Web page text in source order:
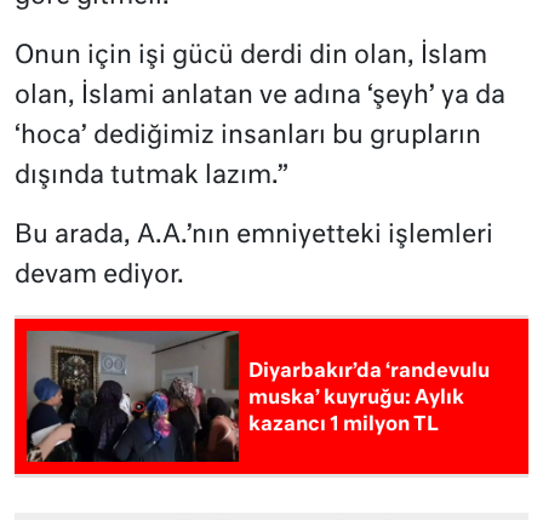
Onun için işi gücü derdi din olan, İslam
olan, İslami anlatan ve adına ‘şeyh’ ya da
‘hoca’ dediğimiz insanları bu grupların
dışında tutmak lazım.”
Bu arada, A.A.’nın emniyetteki işlemleri
devam ediyor.
Diyarbakır’da ‘randevulu
muska’ kuyruğu: Aylık
kazancı 1 milyon TL